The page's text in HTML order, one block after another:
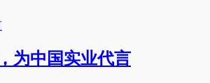
为中国实业代言